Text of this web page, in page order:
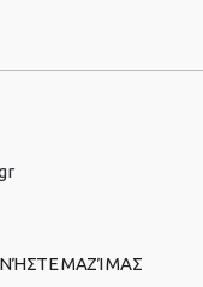
ΜΑΖΊ ΜΑΣ